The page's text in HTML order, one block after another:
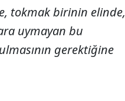
tokmak birinin elinde,
uymayan bu
gerektiğine